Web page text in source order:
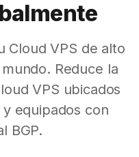
Cloud VPS de alto
Reduce la
VPS ubicados
equipados con
BGP.